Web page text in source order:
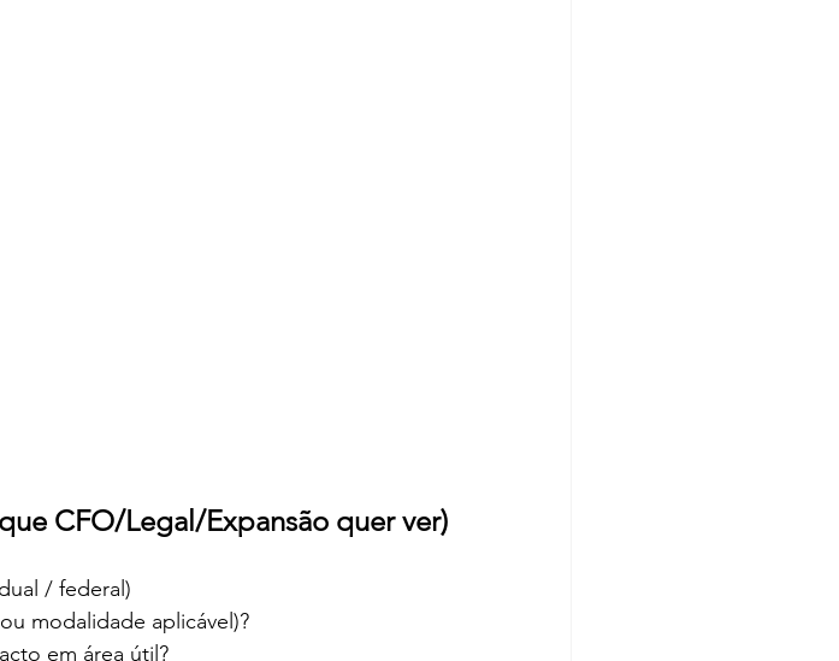
CFO/Legal/Expansão quer ver)
/ federal)
modalidade aplicável)?
em área útil?